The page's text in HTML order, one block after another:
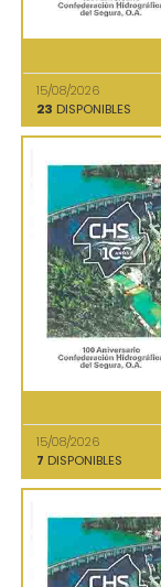
15/08/2026
23 DISPONIBLES
15/08/2026
7 DISPONIBLES